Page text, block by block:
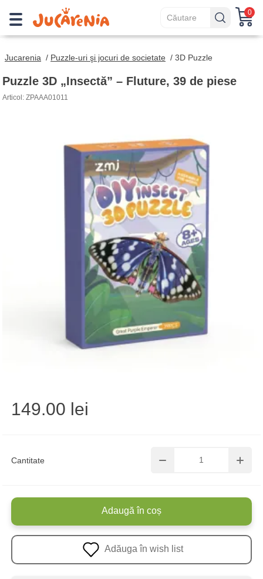
0
Jucarenia / Puzzle-uri şi jocuri de societate / 3D Puzzle
Puzzle 3D „Insectă” – Fluture, 39 de piese
Articol: ZPAAA01011
Cantitate
149.00 lei
Adaugă în coș
Adăuga în wish list